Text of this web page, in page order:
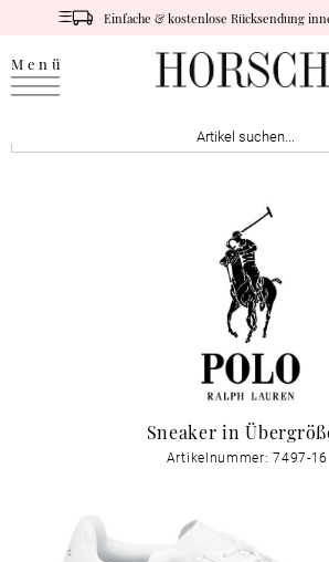
Einfache & kostenlose Rücksendung
Menü
Sneaker in
Artikelnummer: 7497-16